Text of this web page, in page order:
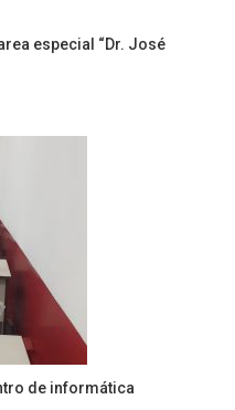
especial “Dr. José
de informática